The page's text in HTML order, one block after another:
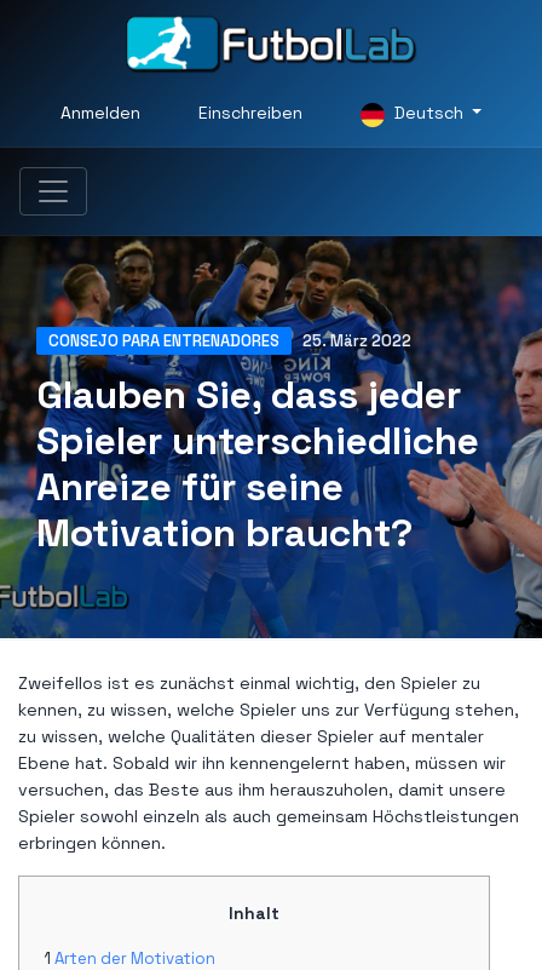
Anmelden Einschreiben Deutsch
CONSEJO PARA ENTRENADORES 25. März 2022
Glauben Sie, dass jeder
Spieler unterschiedliche
Anreize für seine
Motivation braucht?
Zweifellos ist es zunächst einmal wichtig, den Spieler zu
kennen, zu wissen, welche Spieler uns zur Verfügung stehen,
zu wissen, welche Qualitäten dieser Spieler auf mentaler
Ebene hat. Sobald wir ihn kennengelernt haben, müssen wir
versuchen, das Beste aus ihm herauszuholen, damit unsere
Spieler sowohl einzeln als auch gemeinsam Höchstleistungen
erbringen können.
Inhalt
Arten der Motivation